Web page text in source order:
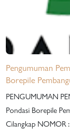
Pengumuman
Borepile
Cilangkap
PENGUMUMAN PEMENANG
Pondasi Borepile
Cilangkap NOMOR : 026.7/076.74 Berdasarkan Berita Acara